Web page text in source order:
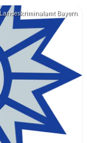
Landeskriminalamt Bayern